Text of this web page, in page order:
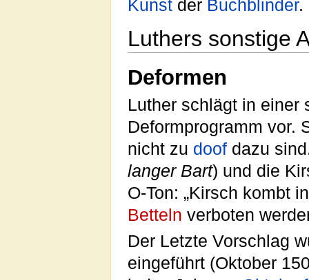
Kunst der Buchblinder.
Luthers sonstige
Deformen
Luther schlägt in einer
Deformprogramm vor.
nicht zu doof dazu
langer Bart) und die
O-Ton: „Kirsch kombt
Betteln verboten
Der Letzte Vorschlag
eingeführt (Oktober